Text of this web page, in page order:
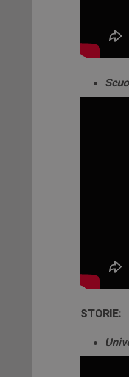
STORIE: